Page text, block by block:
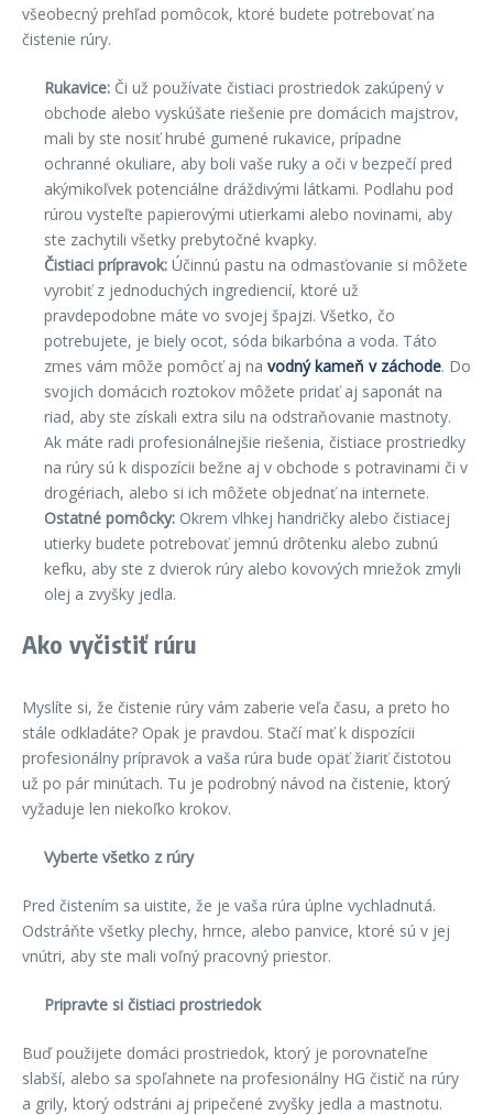
všeobecný prehľad pomôcok, ktoré budete potrebovať na
čistenie rúry.
Rukavice: Či už používate čistiaci prostriedok zakúpený v
obchode alebo vyskúšate riešenie pre domácich majstrov,
mali by ste nosiť hrubé gumené rukavice, prípadne
ochranné okuliare, aby boli vaše ruky a oči v bezpečí pred
akýmikoľvek potenciálne dráždivými látkami. Podlahu pod
rúrou vysteľte papierovými utierkami alebo novinami, aby
ste zachytili všetky prebytočné kvapky.
Čistiaci prípravok: Účinnú pastu na odmasťovanie si môžete
vyrobiť z jednoduchých ingrediencií, ktoré už
pravdepodobne máte vo svojej špajzi. Všetko, čo
potrebujete, je biely ocot, sóda bikarbóna a voda. Táto
zmes vám môže pomôcť aj na vodný kameň v záchode. Do
svojich domácich roztokov môžete pridať aj saponát na
riad, aby ste získali extra silu na odstraňovanie mastnoty.
Ak máte radi profesionálnejšie riešenia, čistiace prostriedky
na rúry sú k dispozícii bežne aj v obchode s potravinami či v
drogériach, alebo si ich môžete objednať na internete.
Ostatné pomôcky: Okrem vlhkej handričky alebo čistiacej
utierky budete potrebovať jemnú drôtenku alebo zubnú
kefku, aby ste z dvierok rúry alebo kovových mriežok zmyli
olej a zvyšky jedla.
Ako vyčistiť rúru
Myslíte si, že čistenie rúry vám zaberie veľa času, a preto ho
stále odkladáte? Opak je pravdou. Stačí mať k dispozícii
profesionálny prípravok a vaša rúra bude opäť žiariť čistotou
už po pár minútach. Tu je podrobný návod na čistenie, ktorý
vyžaduje len niekoľko krokov.
Vyberte všetko z rúry
Pred čistením sa uistite, že je vaša rúra úplne vychladnutá.
Odstráňte všetky plechy, hrnce, alebo panvice, ktoré sú v jej
vnútri, aby ste mali voľný pracovný priestor.
Pripravte si čistiaci prostriedok
Buď použijete domáci prostriedok, ktorý je porovnateľne
slabší, alebo sa spoľahnete na profesionálny HG čistič na rúry
a grily, ktorý odstráni aj pripečené zvyšky jedla a mastnotu.